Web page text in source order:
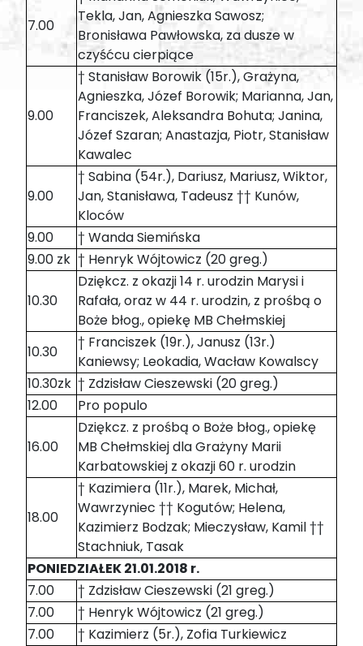
7.00
Tekla, Jan, Agnieszka Sawosz;
Bronisława Pawłowska, za dusze w
czyśćcu cierpiące
9.00
† Stanisław Borowik (15r.), Grażyna,
Agnieszka, Józef Borowik; Marianna, Jan,
Franciszek, Aleksandra Bohuta; Janina,
Józef Szaran; Anastazja, Piotr, Stanisław
Kawalec
9.00
† Sabina (54r.), Dariusz, Mariusz, Wiktor,
Jan, Stanisława, Tadeusz †† Kunów,
Kloców
9.00
† Wanda Siemińska
9.00 zk † Henryk Wójtowicz (20 greg.)
10.30
Dziękcz. z okazji 14 r. urodzin Marysi i
Rafała, oraz w 44 r. urodzin, z prośbą o
Boże błog., opiekę MB Chełmskiej
10.30
† Franciszek (19r.), Janusz (13r.)
Kaniewsy; Leokadia, Wacław Kowalscy
10.30zk † Zdzisław Cieszewski (20 greg.)
12.00
Pro populo
16.00
Dziękcz. z prośbą o Boże błog., opiekę
MB Chełmskiej dla Grażyny Marii
Karbatowskiej z okazji 60 r. urodzin
18.00
† Kazimiera (11r.), Marek, Michał,
Wawrzyniec †† Kogutów; Helena,
Kazimierz Bodzak; Mieczysław, Kamil ††
Stachniuk, Tasak
PONIEDZIAŁEK 21.01.2018 r.
7.00
† Zdzisław Cieszewski (21 greg.)
7.00
† Henryk Wójtowicz (21 greg.)
7.00
† Kazimierz (5r.), Zofia Turkiewicz